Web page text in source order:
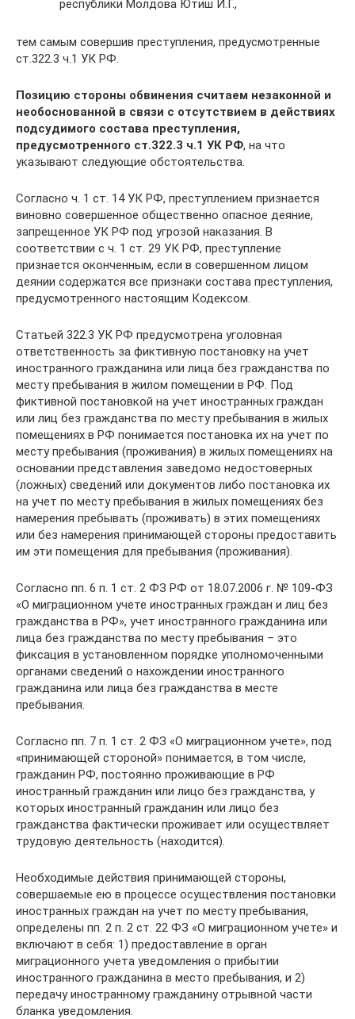
республики Молдова Ютиш И.Г.,
тем самым совершив преступления, предусмотренные
ст.322.3 ч.1 УК РФ.
Позицию стороны обвинения считаем незаконной и
необоснованной в связи с отсутствием в действиях
подсудимого состава преступления,
предусмотренного ст.322.3 ч.1 УК РФ, на что
указывают следующие обстоятельства.
Согласно ч. 1 ст. 14 УК РФ, преступлением признается
виновно совершенное общественно опасное деяние,
запрещенное УК РФ под угрозой наказания. В
соответствии с ч. 1 ст. 29 УК РФ, преступление
признается оконченным, если в совершенном лицом
деянии содержатся все признаки состава преступления,
предусмотренного настоящим Кодексом.
Статьей 322.3 УК РФ предусмотрена уголовная
ответственность за фиктивную постановку на учет
иностранного гражданина или лица без гражданства по
месту пребывания в жилом помещении в РФ. Под
фиктивной постановкой на учет иностранных граждан
или лиц без гражданства по месту пребывания в жилых
помещениях в РФ понимается постановка их на учет по
месту пребывания (проживания) в жилых помещениях на
основании представления заведомо недостоверных
(ложных) сведений или документов либо постановка их
на учет по месту пребывания в жилых помещениях без
намерения пребывать (проживать) в этих помещениях
или без намерения принимающей стороны предоставить
им эти помещения для пребывания (проживания).
Согласно пп. 6 п. 1 ст. 2 ФЗ РФ от 18.07.2006 г. № 109-ФЗ
«О миграционном учете иностранных граждан и лиц без
гражданства в РФ», учет иностранного гражданина или
лица без гражданства по месту пребывания – это
фиксация в установленном порядке уполномоченными
органами сведений о нахождении иностранного
гражданина или лица без гражданства в месте
пребывания.
Согласно пп. 7 п. 1 ст. 2 ФЗ «О миграционном учете», под
«принимающей стороной» понимается, в том числе,
гражданин РФ, постоянно проживающие в РФ
иностранный гражданин или лицо без гражданства, у
которых иностранный гражданин или лицо без
гражданства фактически проживает или осуществляет
трудовую деятельность (находится).
Необходимые действия принимающей стороны,
совершаемые ею в процессе осуществления постановки
иностранных граждан на учет по месту пребывания,
определены пп. 2 п. 2 ст. 22 ФЗ «О миграционном учете» и
включают в себя: 1) предоставление в орган
миграционного учета уведомления о прибытии
иностранного гражданина в место пребывания, и 2)
передачу иностранному гражданину отрывной части
бланка уведомления.